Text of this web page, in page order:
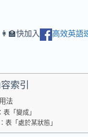
👩‍🏫快加入 高效英語
索引
法
表「變成」
表「處於某狀態」